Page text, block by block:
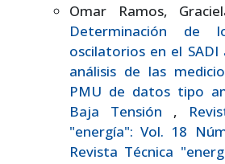
Omar Ramos,
Determinación de
oscilatorios en el
análisis de las
PMU de datos tipo
Baja Tensión ,
"energía": Vol. 18
Revista Técnica